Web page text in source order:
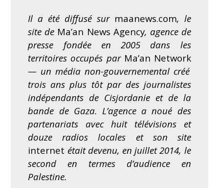
Il a été diffusé sur maanews.com, le
site de Ma’an News Agency, agence de
presse fondée en 2005 dans les
territoires occupés par Ma’an Network
— un média non-gouvernemental créé
trois ans plus tôt par des journalistes
indépendants de Cisjordanie et de la
bande de Gaza. L’agence a noué des
partenariats avec huit télévisions et
douze radios locales et son site
internet était devenu, en juillet 2014, le
second en termes d’audience en
Palestine.